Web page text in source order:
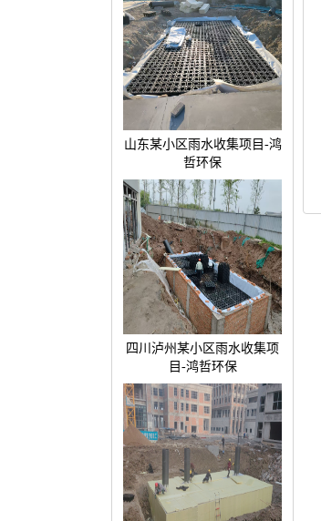
山东某小区雨水收集项目-鸿
哲环保
四川泸州某小区雨水收集项
目-鸿哲环保